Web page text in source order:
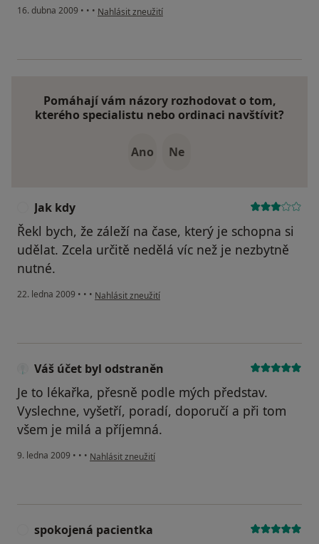
16. dubna 2009 • • • podle názoru uživatele Qaker
Nahlásit zneužití
Pomáhají vám názory rozhodovat o tom,
kterého specialistu nebo ordinaci navštívit?
Ano Ne
Jak kdy
Řekl bych, že záleží na čase, který je schopna si
udělat. Zcela určitě nedělá víc než je nezbytně
nutné.
22. ledna 2009 • • • podle názoru uživatele Jak kdy
Nahlásit zneužití
Váš účet byl odstraněn
Je to lékařka, přesně podle mých představ.
Vyslechne, vyšetří, poradí, doporučí a při tom
všem je milá a příjemná.
9. ledna 2009 • • • podle názoru uživatele Váš účet byl odstraněn
Nahlásit zneužití
spokojená pacientka